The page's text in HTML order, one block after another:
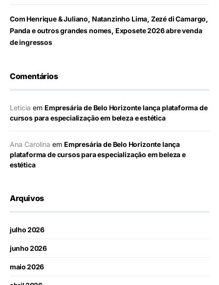
Com Henrique & Juliano, Natanzinho Lima, Zezé di Camargo,
Panda e outros grandes nomes, Exposete 2026 abre venda
de ingressos
Comentários
Leticia em Empresária de Belo Horizonte lança plataforma de
cursos para especialização em beleza e estética
Ana Carolina em Empresária de Belo Horizonte lança
plataforma de cursos para especialização em beleza e
estética
Arquivos
julho 2026
junho 2026
maio 2026